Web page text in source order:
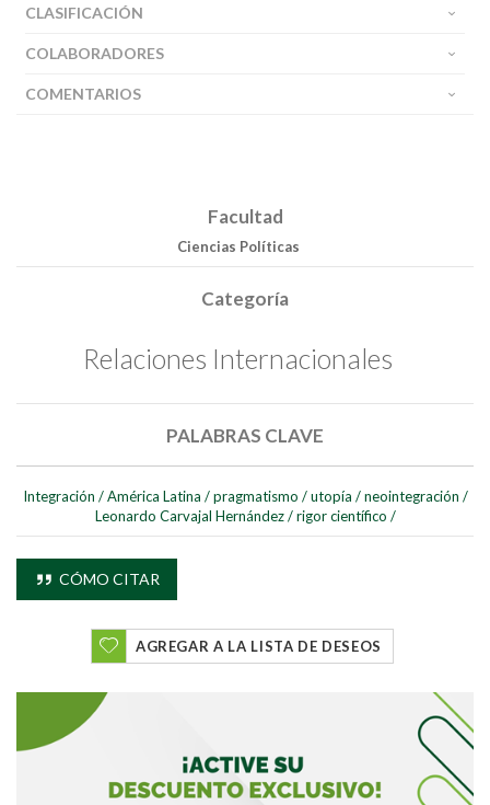
Buscar
CLASIFICACIÓN
COLABORADORES
COMENTARIOS
Facultad
Ciencias Políticas
Categoría
Relaciones Internacionales
PALABRAS CLAVE
Integración / América Latina / pragmatismo / utopía / neointegración /
Leonardo Carvajal Hernández / rigor científico /
CÓMO CITAR
AGREGAR A LA LISTA DE DESEOS